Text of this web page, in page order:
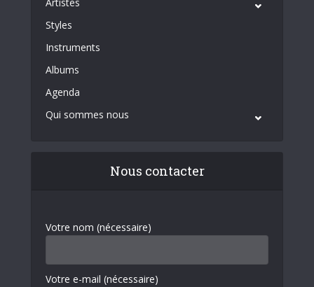
Styles
Instruments
Albums
Agenda
Qui sommes nous
Nous contacter
Votre nom (nécessaire)
Votre e-mail (nécessaire)